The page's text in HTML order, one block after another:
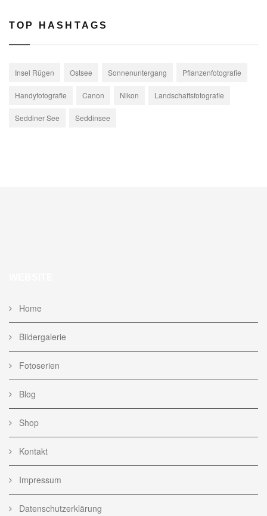
TOP HASHTAGS
Insel Rügen Ostsee Sonnenuntergang Pflanzenfotografie
Handyfotografie Canon Nikon Landschaftsfotografie
Seddiner See Seddinsee
Home
Bildergalerie
Fotoserien
Blog
Shop
Kontakt
Impressum
Datenschutzerklärung